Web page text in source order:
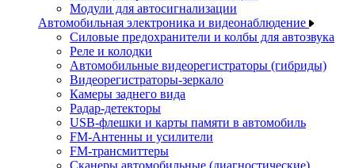
Модули для автосигнализации
Автомобильная электроника и видеонаблюдение
Силовые предохранители и колбы для автозвука
Реле и колодки
Автомобильные видеорегистраторы (гибриды)
Видеорегистраторы-зеркало
Камеры заднего вида
Радар-детекторы
USB-флешки и карты памяти в автомобиль
FM-Антенны и усилители
FM-трансмиттеры
Сканеры автомобильные (диагностические)